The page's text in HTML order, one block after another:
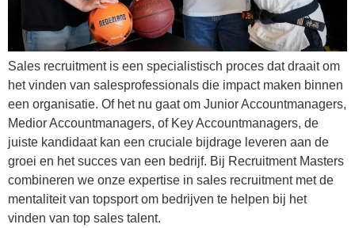
Sales recruitment is een specialistisch proces dat draait om
het vinden van salesprofessionals die impact maken binnen
een organisatie. Of het nu gaat om Junior Accountmanagers,
Medior Accountmanagers, of Key Accountmanagers, de
juiste kandidaat kan een cruciale bijdrage leveren aan de
groei en het succes van een bedrijf. Bij Recruitment Masters
combineren we onze expertise in sales recruitment met de
mentaliteit van topsport om bedrijven te helpen bij het
vinden van top sales talent.